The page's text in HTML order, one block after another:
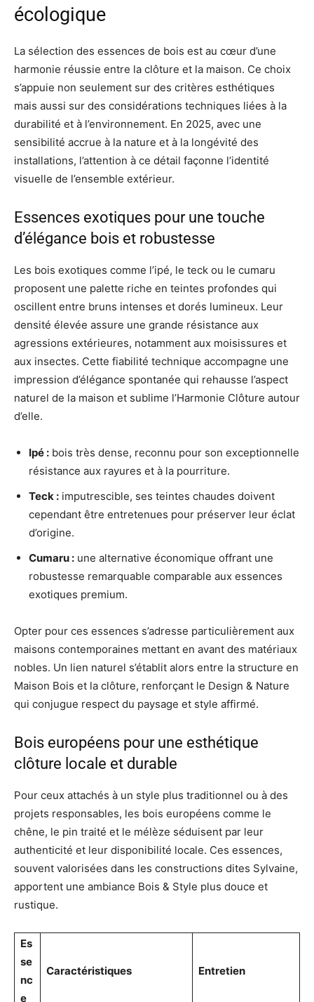
écologique
La sélection des essences de bois est au cœur d’une
harmonie réussie entre la clôture et la maison. Ce choix
s’appuie non seulement sur des critères esthétiques
mais aussi sur des considérations techniques liées à la
durabilité et à l’environnement. En 2025, avec une
sensibilité accrue à la nature et à la longévité des
installations, l’attention à ce détail façonne l’identité
visuelle de l’ensemble extérieur.
Essences exotiques pour une touche
d’élégance bois et robustesse
Les bois exotiques comme l’ipé, le teck ou le cumaru
proposent une palette riche en teintes profondes qui
oscillent entre bruns intenses et dorés lumineux. Leur
densité élevée assure une grande résistance aux
agressions extérieures, notamment aux moisissures et
aux insectes. Cette fiabilité technique accompagne une
impression d’élégance spontanée qui rehausse l’aspect
naturel de la maison et sublime l’Harmonie Clôture autour
d’elle.
Ipé : bois très dense, reconnu pour son exceptionnelle
résistance aux rayures et à la pourriture.
Teck : imputrescible, ses teintes chaudes doivent
cependant être entretenues pour préserver leur éclat
d’origine.
Cumaru : une alternative économique offrant une
robustesse remarquable comparable aux essences
exotiques premium.
Opter pour ces essences s’adresse particulièrement aux
maisons contemporaines mettant en avant des matériaux
nobles. Un lien naturel s’établit alors entre la structure en
Maison Bois et la clôture, renforçant le Design & Nature
qui conjugue respect du paysage et style affirmé.
Bois européens pour une esthétique
clôture locale et durable
Pour ceux attachés à un style plus traditionnel ou à des
projets responsables, les bois européens comme le
chêne, le pin traité et le mélèze séduisent par leur
authenticité et leur disponibilité locale. Ces essences,
souvent valorisées dans les constructions dites Sylvaine,
apportent une ambiance Bois & Style plus douce et
rustique.
Es
se
nc
e
Caractéristiques Entretien